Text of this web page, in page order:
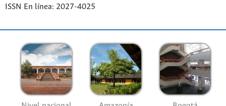
ISSN En línea: 2027-4025